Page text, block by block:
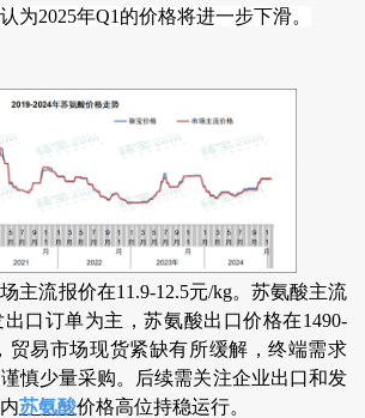
为2025年Q1的价格将进一步下滑。
主流报价在11.9-12.5元/kg。苏氨酸主流
口订单为主，苏氨酸出口价格在1490-
贸易市场现货紧缺有所缓解，终端需求
慎少量采购。后续需关注企业出口和发
苏氨酸价格高位持稳运行。